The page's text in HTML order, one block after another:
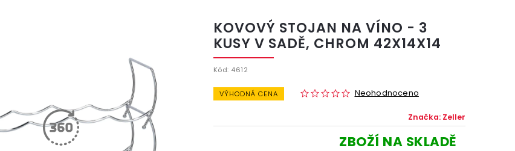
KOVOVÝ STOJAN NA VÍNO - 3
KUSY V SADĚ, CHROM 42X14X14
Kód: 4612
VÝHODNÁ CENA Neohodnoceno
Značka: Zeller
ZBOŽÍ NA SKLADĚ